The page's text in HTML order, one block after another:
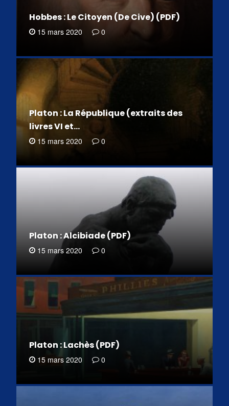
Hobbes : Le Citoyen (De Cive) (PDF)
15 mars 2020 0
Platon : La République (extraits des
livres VI et…
15 mars 2020 0
Platon : Alcibiade (PDF)
15 mars 2020 0
Platon : Lachès (PDF)
15 mars 2020 0